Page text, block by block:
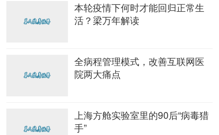
本轮疫情下何时才能回归正常生
活？梁万年解读
全病程管理模式，改善互联网医
院两大痛点
上海方舱实验室里的90后“病毒猎
手”